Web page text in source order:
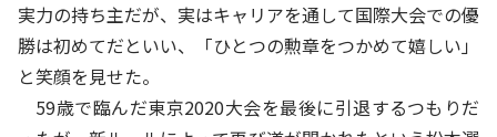
実力の持ち主だが、実はキャリアを通して国際大会での優
勝は初めてだといい、「ひとつの勲章をつかめて嬉しい」
と笑顔を見せた。
59歳で臨んだ東京2020大会を最後に引退するつもりだ